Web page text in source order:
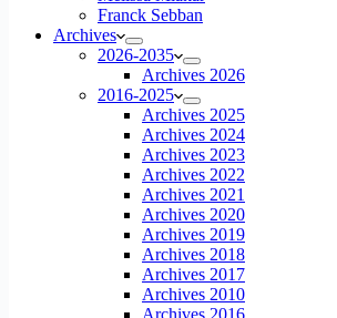
Franck Sebban
Archives
2026-2035
Archives 2026
2016-2025
Archives 2025
Archives 2024
Archives 2023
Archives 2022
Archives 2021
Archives 2020
Archives 2019
Archives 2018
Archives 2017
Archives 2010
Archives 2016